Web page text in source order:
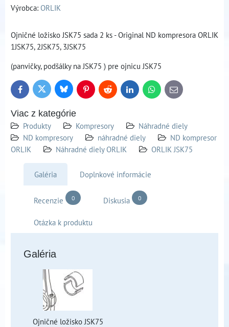
Výrobca: ORLIK
Ojničné ložisko JSK75 sada 2 ks - Original ND kompresora ORLIK
1JSK75, 2JSK75, 3JSK75
(panvičky, podšálky na JSK75 ) pre ojnicu JSK75
FacebookTwitter BlueskyPinterestReddit LinkedInWhatsApp
E-
mail
Viac z kategórie
Produkty
Kompresory
Náhradné diely
ND kompresory
náhradné diely
ND kompresor
ORLIK
Náhradné diely ORLIK ORLIK JSK75
Galéria Doplnkové informácie
Recenzie 0 Diskusia 0
Otázka k produktu
Galéria
Ojničné ložisko JSK75